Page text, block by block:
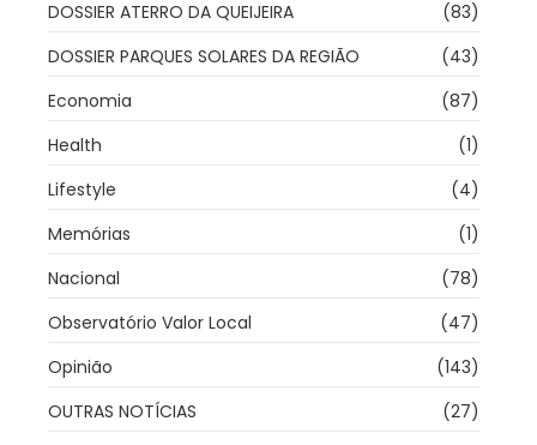
DOSSIER ATERRO DA QUEIJEIRA
(83)
DOSSIER PARQUES SOLARES DA REGIÃO
(43)
Economia
(87)
Health
(1)
Lifestyle
(4)
Memórias
(1)
Nacional
(78)
Observatório Valor Local
(47)
Opinião
(143)
OUTRAS NOTÍCIAS
(27)